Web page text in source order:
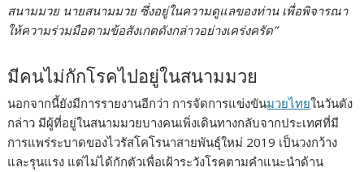
สนามมวย นายสนามมวย ซึ่งอยู่ในความดูแลของท่าน เพื่อพิจารณา
ให้ความร่วมมือตามข้อสังเกตดังกล่าวอย่างเคร่งครัด”
มีคนไม่กักโรคไปอยู่ในสนามมวย
นอกจากนี้ยังมีการรายงานอีกว่า การจัดการแข่งขันมวยไทยในวันดัง
กล่าว มีผู้ที่อยู่ในสนามมวยบางคนเพิ่งเดินทางกลับจากประเทศที่มี
การแพร่ระบาดของไวรัสโคโรนาสายพันธุ์ใหม่ 2019 เป็นวงกว้าง
และรุนแรง แต่ไม่ได้กักตัวเพื่อเฝ้าระวังโรคตามคำแนะนำด้าน